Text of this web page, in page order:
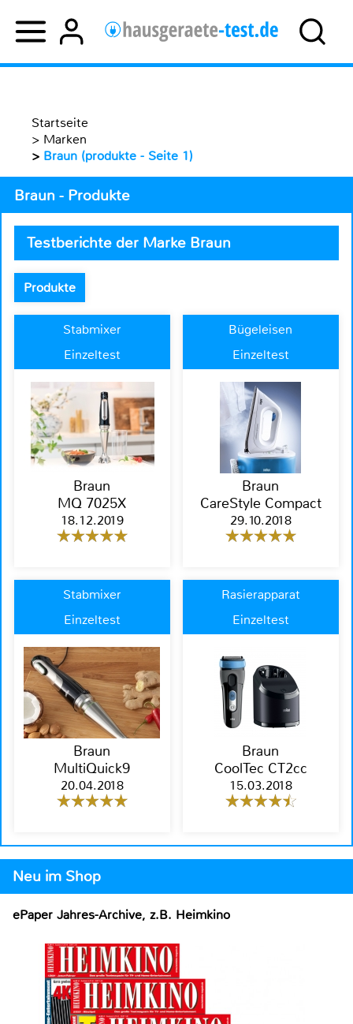
Startseite
> Marken
> Braun (produkte - Seite 1)
Braun - Produkte
Testberichte der Marke Braun
Produkte
Stabmixer
Einzeltest
Braun
MQ 7025X
18.12.2019
Bügeleisen
Einzeltest
Braun
CareStyle Compact
29.10.2018
Stabmixer
Einzeltest
Braun
MultiQuick9
20.04.2018
Rasierapparat
Einzeltest
Braun
CoolTec CT2cc
15.03.2018
Neu im Shop
ePaper Jahres-Archive, z.B. Heimkino